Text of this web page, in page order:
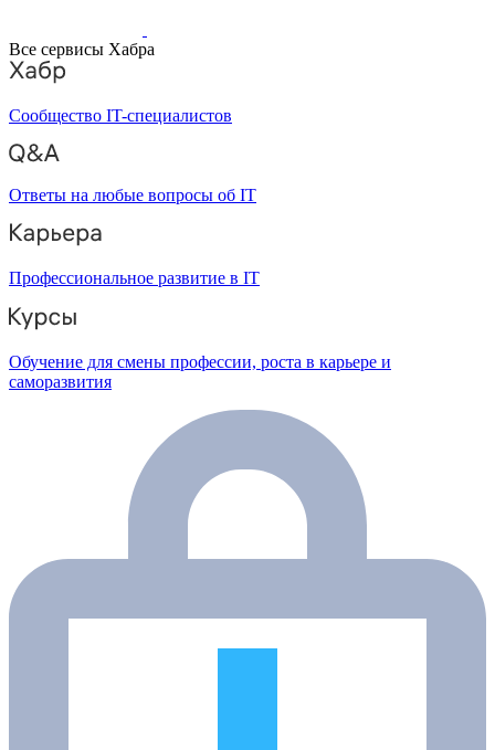
Все сервисы Хабра
Сообщество IT-специалистов
Ответы на любые вопросы об IT
Профессиональное развитие в IT
Обучение для смены профессии, роста в карьере и
саморазвития